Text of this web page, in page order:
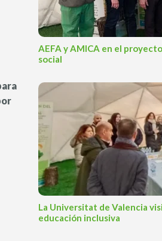
AEFA y AMICA en el
social
La Universitat de Valencia
educación inclusiva